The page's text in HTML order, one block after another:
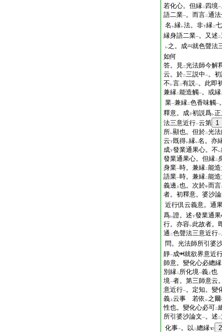
若化心。但縁二 四境一
語二業一。而言二通
名 レ縁レ法。非下縁二
縁身語二業一。又述 二
レ之。成
就色聲法
如何
答。見二光法師今解
云。於二三説中一。
不 レ言二有説一。此即
兼縁二能造觸一。或縁
業一兼縁二色香味觸一
釋意。成下初説爲レ
法三意近行一云第 1
所レ顯也。但於二光
云下既得レ縁レ名。亦
成下發業通果心。不 レ
發業通果心。但縁二
身業一時。兼縁二能
語業一時。兼縁二能
義邊
上也。次於中而言
者。初釋意。婆沙
近行倶云義意。通
爲レ證。述下發業通
行。亦容レ此故者。
通 二色聲法三意近行一
問。光法師所引婆
靜一成
就欲界意近
師意。變化心必總縁
別縁二 所化境一義 上也
境一者。第三師意云
意近行一。定知。變
義 上云事 若依 レ之
性也。變化心必可二
所引婆沙論文一。述 二
化事一。以 二總縁
2